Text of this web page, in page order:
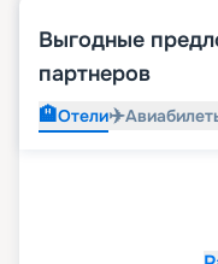
Выгодные
партнеров
🏨Отели✈️